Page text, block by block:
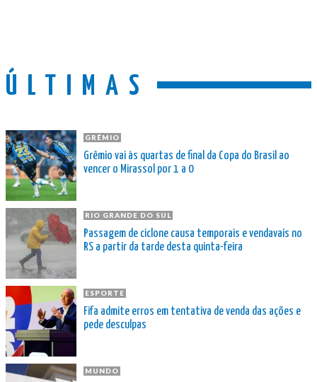
ÚLTIMAS
GRÊMIO
Grêmio vai às quartas de final da Copa do Brasil ao
vencer o Mirassol por 1 a 0
RIO GRANDE DO SUL
Passagem de ciclone causa temporais e vendavais no
RS a partir da tarde desta quinta-feira
ESPORTE
Fifa admite erros em tentativa de venda das ações e
pede desculpas
MUNDO